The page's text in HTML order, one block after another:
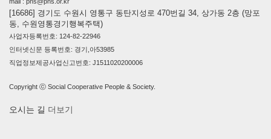
[16686] 경기도 수원시 영통구 동탄지성로 470번길 34, 상가동 2층 (망포
동, 수원영통경기행복주택)
사업자등록번호: 124-82-22946
인터넷신문 등록번호: 경기,아53985
직업정보제공사업신고번호: J1511020200006
Copyright ⓒ Social Cooperative People & Society.
오시는 길 더보기